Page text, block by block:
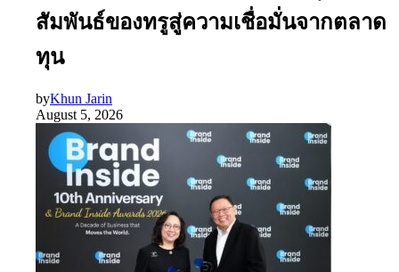
สัมพันธ์ของทรูสู่ความเชื่อมั่นจากตลาด
ทุน
byKhun Jarin
August 5, 2026